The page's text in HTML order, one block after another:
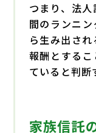
つまり、法
間のランニ
ら生み出さ
報酬とする
ていると判断
家族信託